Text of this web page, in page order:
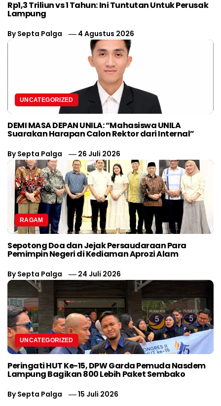
Rp1,3 Triliun vs 1 Tahun: Ini Tuntutan Untuk Perusak
Lampung
BySepta Palga 4 Agustus 2026
UNCATEGORIZED
DEMI MASA DEPAN UNILA: “Mahasiswa UNILA
Suarakan Harapan Calon Rektor dari Internal”
BySepta Palga 26 Juli 2026
RAGAM
Sepotong Doa dan Jejak Persaudaraan Para
Pemimpin Negeri di Kediaman Aprozi Alam
BySepta Palga 24 Juli 2026
UNCATEGORIZED
Peringati HUT Ke-15, DPW Garda Pemuda Nasdem
Lampung Bagikan 800 Lebih Paket Sembako
BySepta Palga 15 Juli 2026